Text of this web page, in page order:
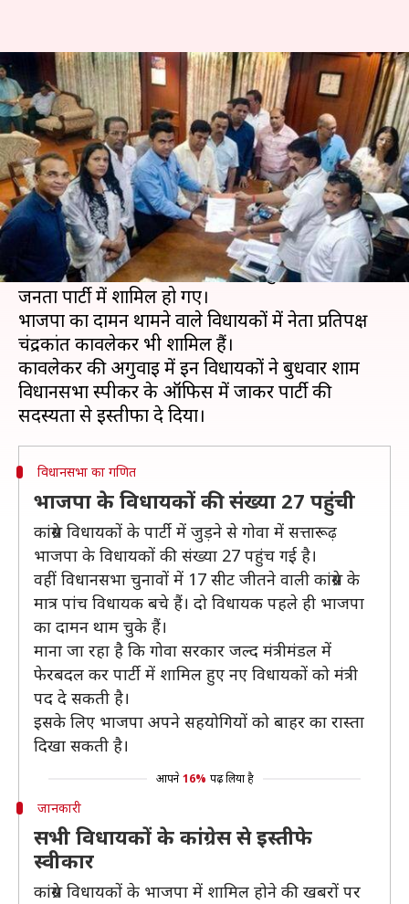
गोवा में कांग्रेस को बड़ा झटका, 10
विधायकों ने थामा भाजपा का दामन
लेखन प्रमोद कुमार Jul 11, 2019 10:24 am
क्या है खबर?
कर्नाटक में जनता दल (सेकुलर) के साथ गठबंधन सरकार
बचाने में लगी कांग्रेस को गोवा में बड़ा झटका लगा है।
राज्य के 15 में से 10 कांग्रेस विधायक बुधवार को भारतीय
जनता पार्टी में शामिल हो गए।
भाजपा का दामन थामने वाले विधायकों में नेता प्रतिपक्ष
चंद्रकांत कावलेकर भी शामिल हैं।
कावलेकर की अगुवाई में इन विधायकों ने बुधवार शाम
विधानसभा स्पीकर के ऑफिस में जाकर पार्टी की
विधानसभा का गणित
भाजपा के विधायकों की संख्या 27 पहुंची
कांग्रेस विधायकों के पार्टी में जुड़ने से गोवा में सत्तारूढ़
भाजपा के विधायकों की संख्या 27 पहुंच गई है।
वहीं विधानसभा चुनावों में 17 सीट जीतने वाली कांग्रेस के
मात्र पांच विधायक बचे हैं। दो विधायक पहले ही भाजपा
का दामन थाम चुके हैं।
माना जा रहा है कि गोवा सरकार जल्द मंत्रीमंडल में
फेरबदल कर पार्टी में शामिल हुए नए विधायकों को मंत्री
पद दे सकती है।
इसके लिए भाजपा अपने सहयोगियों को बाहर का रास्ता
दिखा सकती है।
आपने 16% पढ़ लिया है
जानकारी
सभी विधायकों के कांग्रेस से इस्तीफे
स्वीकार
कांग्रेस विधायकों के भाजपा में शामिल होने की खबरों पर